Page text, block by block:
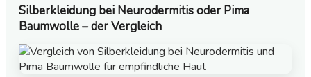
Silberkleidung bei Neurodermitis oder Pima
Baumwolle – der Vergleich